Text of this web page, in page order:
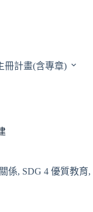
冊計畫(含專章)
係, SDG 4 優質教育,